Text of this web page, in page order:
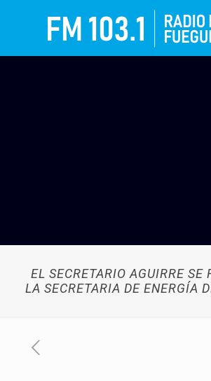
EL SECRETARIO AGUIRRE SE
LA SECRETARIA DE ENERGÍA